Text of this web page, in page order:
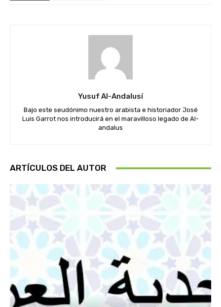
Yusuf Al-Andalusí
Bajo este seudónimo nuestro arabista e historiador José
Luis Garrot nos introducirá en el maravilloso legado de Al-
andalus
ARTÍCULOS DEL AUTOR